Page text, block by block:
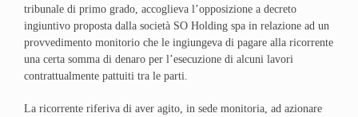
tribunale di primo grado, accoglieva l’opposizione a decreto
ingiuntivo proposta dalla società SO Holding spa in relazione ad un
provvedimento monitorio che le ingiungeva di pagare alla ricorrente
una certa somma di denaro per l’esecuzione di alcuni lavori
contrattualmente pattuiti tra le parti.
La ricorrente riferiva di aver agito, in sede monitoria, ad azionare